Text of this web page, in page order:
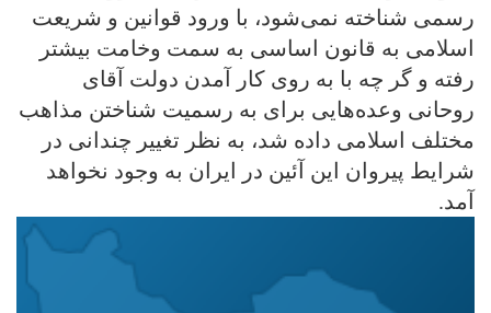
رسمی شناخته نمی‌شود، با ورود قوانین و شریعت
اسلامی به قانون اساسی به سمت وخامت بیشتر
رفته و گر چه با به روی کار آمدن دولت آقای
روحانی وعده‌هایی برای به رسمیت شناختن مذاهب
مختلف اسلامی داده شد، به نظر تغییر چندانی در
شرایط پیروان این آئین در ایران به وجود نخواهد
آمد.